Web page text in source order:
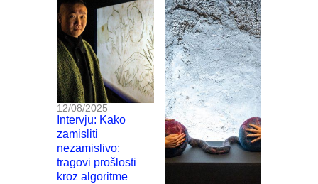
12/08/2025
Intervju: Kako
zamisliti
nezamislivo:
tragovi prošlosti
kroz algoritme